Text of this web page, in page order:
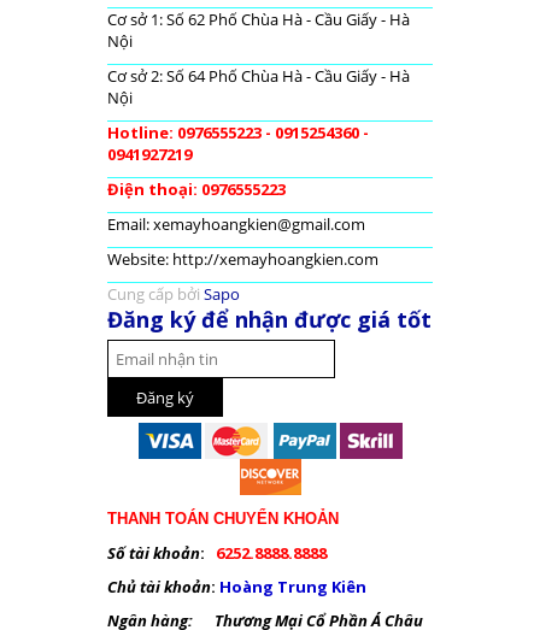
Cơ sở 1: Số 62 Phố Chùa Hà - Cầu Giấy - Hà
Nội
Cơ sở 2: Số 64 Phố Chùa Hà - Cầu Giấy - Hà
Nội
Hotline: 0976555223 - 0915254360 -
0941927219
Điện thoại: 0976555223
Email: xemayhoangkien@gmail.com
Website: http://xemayhoangkien.com
Cung cấp bởi Sapo
Đăng ký để nhận được giá tốt
THANH TOÁN CHUYỂN KHOẢN
Số tài khoản:
6252.8888.8888
Chủ tài khoản: Hoàng Trung Kiên
Ngân hàng: Thương Mại Cổ Phần Á Châu